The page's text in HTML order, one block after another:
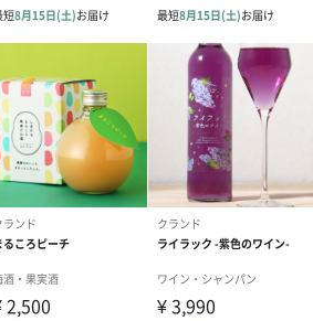
に貢献することが、地域社会の未来に
。
縦7.6cm×高さ29.3cm